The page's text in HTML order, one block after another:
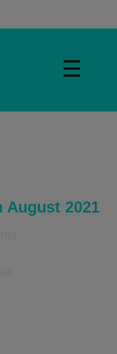
☰
August 2021